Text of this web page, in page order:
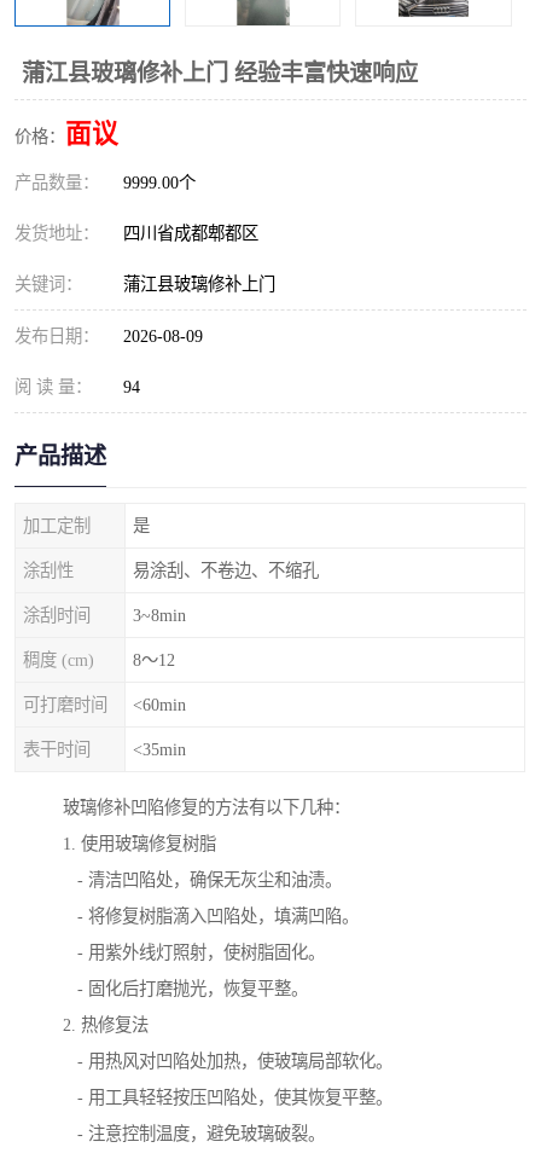
蒲江县玻璃修补上门 经验丰富快速响应
价格： 面议
产品数量： 9999.00个
发货地址： 四川省成都郫都区
关键词： 蒲江县玻璃修补上门
发布日期： 2026-08-09
阅 读 量： 94
产品描述
加工定制 是
涂刮性 易涂刮、不卷边、不缩孔
涂刮时间 3~8min
稠度 (cm) 8～12
可打磨时间 <60min
表干时间 <35min
玻璃修补凹陷修复的方法有以下几种：
1. 使用玻璃修复树脂
- 清洁凹陷处，确保无灰尘和油渍。
- 将修复树脂滴入凹陷处，填满凹陷。
- 用紫外线灯照射，使树脂固化。
- 固化后打磨抛光，恢复平整。
2. 热修复法
- 用热风对凹陷处加热，使玻璃局部软化。
- 用工具轻轻按压凹陷处，使其恢复平整。
- 注意控制温度，避免玻璃破裂。